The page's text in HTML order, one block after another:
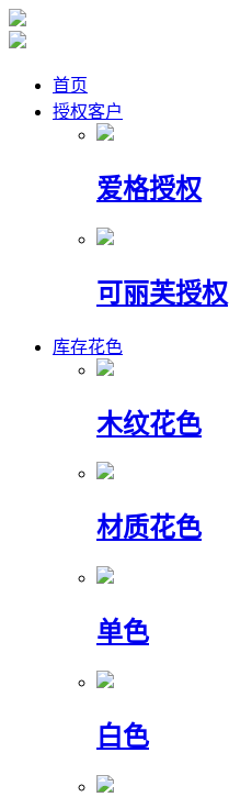
首页
授权客户
爱格授权
可丽芙授权
库存花色
木纹花色
材质花色
单色
白色